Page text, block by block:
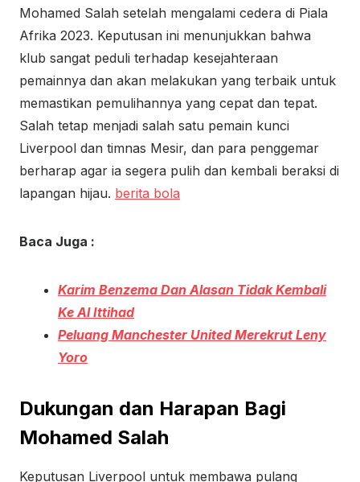
Mohamed Salah setelah mengalami cedera di Piala
Afrika 2023. Keputusan ini menunjukkan bahwa
klub sangat peduli terhadap kesejahteraan
pemainnya dan akan melakukan yang terbaik untuk
memastikan pemulihannya yang cepat dan tepat.
Salah tetap menjadi salah satu pemain kunci
Liverpool dan timnas Mesir, dan para penggemar
berharap agar ia segera pulih dan kembali beraksi di
lapangan hijau. berita bola
Baca Juga :
Karim Benzema Dan Alasan Tidak Kembali
Ke Al Ittihad
Peluang Manchester United Merekrut Leny
Yoro
Dukungan dan Harapan Bagi
Mohamed Salah
Keputusan Liverpool untuk membawa pulang